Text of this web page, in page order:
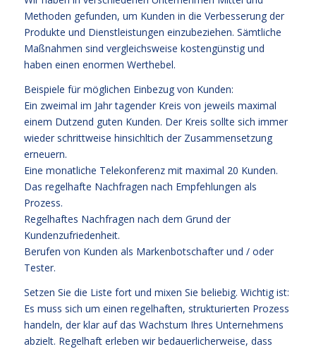
Methoden gefunden, um Kunden in die Verbesserung der
Produkte und Dienstleistungen einzubeziehen. Sämtliche
Maßnahmen sind vergleichsweise kostengünstig und
haben einen enormen Werthebel.
Beispiele für möglichen Einbezug von Kunden:
Ein zweimal im Jahr tagender Kreis von jeweils maximal
einem Dutzend guten Kunden. Der Kreis sollte sich immer
wieder schrittweise hinsichltich der Zusammensetzung
erneuern.
Eine monatliche Telekonferenz mit maximal 20 Kunden.
Das regelhafte Nachfragen nach Empfehlungen als
Prozess.
Regelhaftes Nachfragen nach dem Grund der
Kundenzufriedenheit.
Berufen von Kunden als Markenbotschafter und / oder
Tester.
Setzen Sie die Liste fort und mixen Sie beliebig. Wichtig ist:
Es muss sich um einen regelhaften, strukturierten Prozess
handeln, der klar auf das Wachstum Ihres Unternehmens
abzielt. Regelhaft erleben wir bedauerlicherweise, dass